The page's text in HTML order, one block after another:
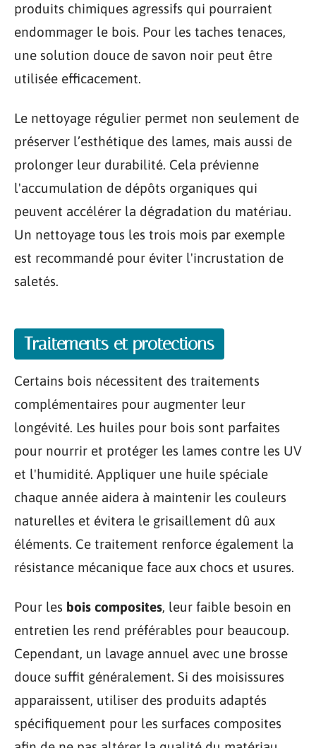
produits chimiques agressifs qui pourraient
endommager le bois. Pour les taches tenaces,
une solution douce de savon noir peut être
utilisée efficacement.
Le nettoyage régulier permet non seulement de
préserver l’esthétique des lames, mais aussi de
prolonger leur durabilité. Cela prévienne
l'accumulation de dépôts organiques qui
peuvent accélérer la dégradation du matériau.
Un nettoyage tous les trois mois par exemple
est recommandé pour éviter l'incrustation de
saletés.
Traitements et protections
Certains bois nécessitent des traitements
complémentaires pour augmenter leur
longévité. Les huiles pour bois sont parfaites
pour nourrir et protéger les lames contre les UV
et l'humidité. Appliquer une huile spéciale
chaque année aidera à maintenir les couleurs
naturelles et évitera le grisaillement dû aux
éléments. Ce traitement renforce également la
résistance mécanique face aux chocs et usures.
Pour les bois composites, leur faible besoin en
entretien les rend préférables pour beaucoup.
Cependant, un lavage annuel avec une brosse
douce suffit généralement. Si des moisissures
apparaissent, utiliser des produits adaptés
spécifiquement pour les surfaces composites